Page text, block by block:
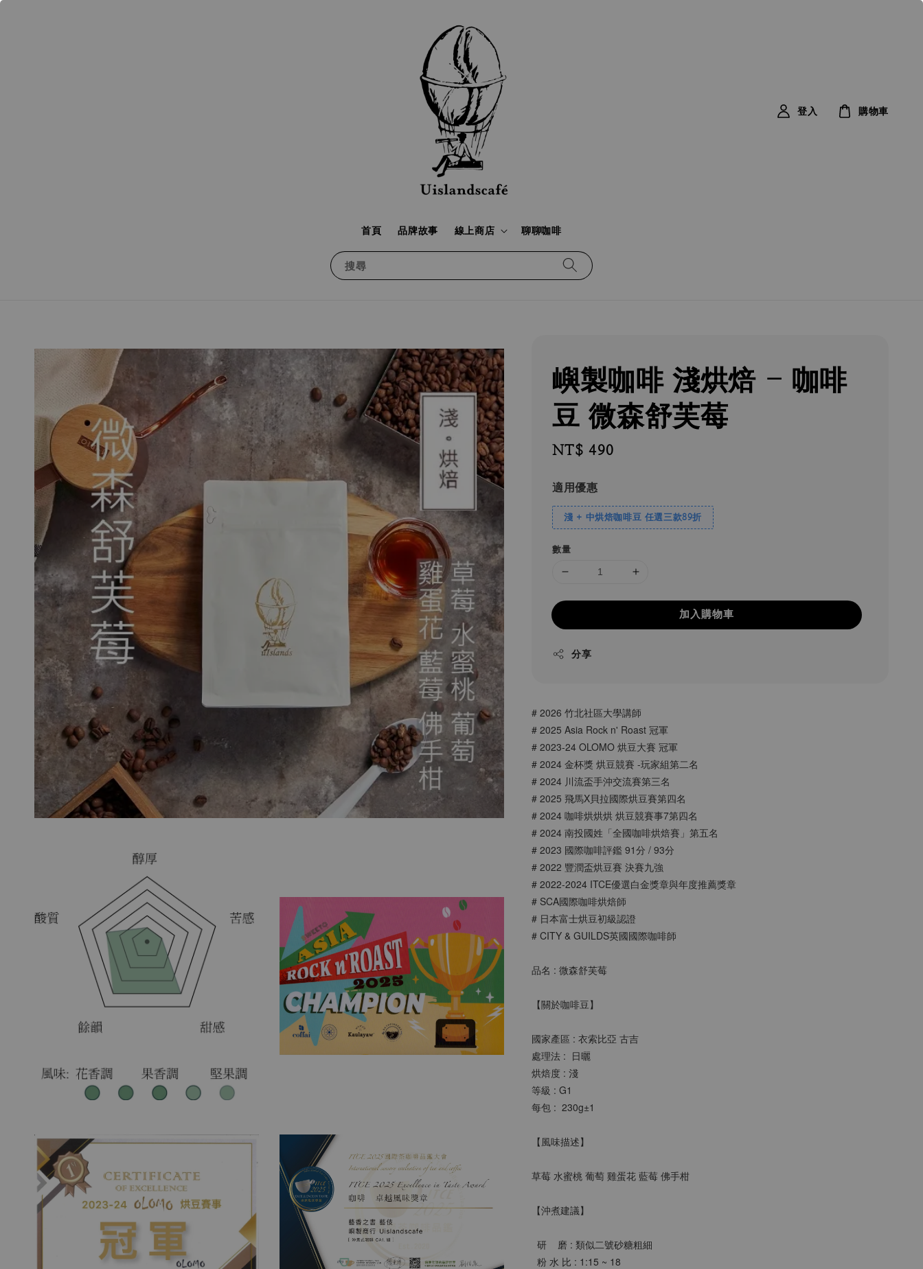
搜尋
首頁 品牌故事 線上商店 聊聊咖啡
登入 購物車
嶼製咖啡 淺烘焙 - 咖啡
豆 微森舒芙莓
Regular
NT$ 490
適用優惠
淺 + 中烘焙咖啡豆 任選三款89折
數量
加入購物車
分享
# 2026 竹北社區大學講師
# 2025 Asia Rock n' Roast 冠軍
# 2023-24 OLOMO 烘豆大賽 冠軍
# 2024 金杯獎 烘豆競賽 -玩家組第二名
# 2024 川流盃手沖交流賽第三名
# 2025 飛馬X貝拉國際烘豆賽第四名
# 2024 咖啡烘烘烘 烘豆競賽事7第四名
# 2024 南投國姓「全國咖啡烘焙賽」第五名
# 2023 國際咖啡評鑑 91分 / 93分
# 2022 豐潤盃烘豆賽 決賽九強
# 2022-2024 ITCE優選⽩⾦獎章與年度推薦獎章
# SCA國際咖啡烘焙師
# 日本富士烘豆初級認證
# CITY & GUILDS英國國際咖啡師
品名 : 微森舒芙莓
【關於咖啡豆】
國家產區 : 衣索比亞 古吉
處理法 :  日曬
烘焙度 : 淺
等級 : G1
每包 :  230g±1
【風味描述】
草莓 水蜜桃 葡萄 雞蛋花 藍莓 佛手柑
【沖煮建議】
研    磨 : 類似二號砂糖粗細
粉 水 比 : 1:15 ~ 18